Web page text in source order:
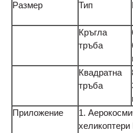
Размер Тип
Кръгла
тръба
Квадратна
тръба
Приложение
1.
хеликоптери